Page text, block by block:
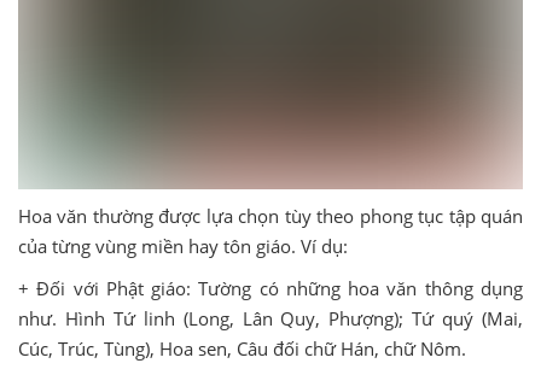
Hoa văn thường được lựa chọn tùy theo phong tục tập quán
của từng vùng miền hay tôn giáo. Ví dụ:
+ Đối với Phật giáo: Tường có những hoa văn thông dụng
như. Hình Tứ linh (Long, Lân Quy, Phượng); Tứ quý (Mai,
Cúc, Trúc, Tùng), Hoa sen, Câu đối chữ Hán, chữ Nôm.